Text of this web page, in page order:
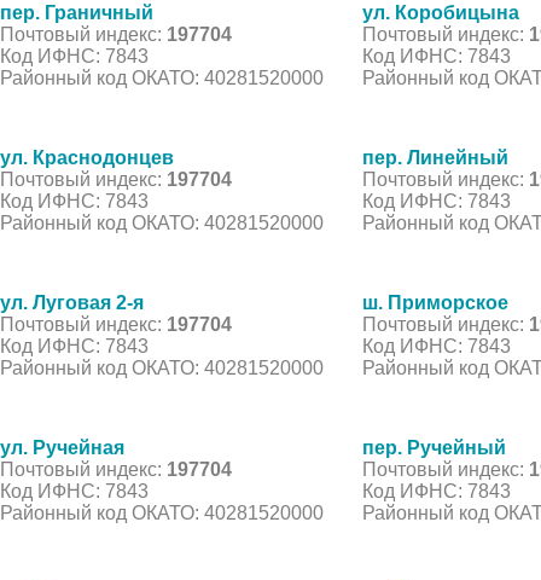
пер. Граничный
Почтовый индекс: 197704
Код ИФНС: 7843
Районный код ОКАТО: 40281520000
ул. Коробицына
Почтовый индекс:
Код ИФНС: 7843
Районный код
ул. Краснодонцев
Почтовый индекс: 197704
Код ИФНС: 7843
Районный код ОКАТО: 40281520000
пер. Линейный
Почтовый индекс:
Код ИФНС: 7843
Районный код
ул. Луговая 2-я
Почтовый индекс: 197704
Код ИФНС: 7843
Районный код ОКАТО: 40281520000
ш. Приморское
Почтовый индекс:
Код ИФНС: 7843
Районный код
ул. Ручейная
Почтовый индекс: 197704
Код ИФНС: 7843
Районный код ОКАТО: 40281520000
пер. Ручейный
Почтовый индекс:
Код ИФНС: 7843
Районный код